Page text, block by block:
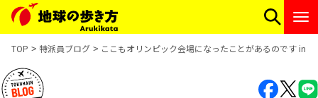
TOP 特派員ブログ ここもオリンピック会場になったことがあるのです in